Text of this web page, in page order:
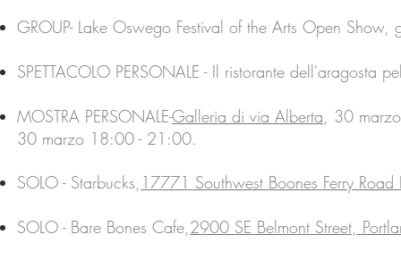
GROUP- Lake Oswego Festival of the Arts Open
SPETTACOLO PERSONALE - Il ristorante dell'aragosta
MOSTRA PERSONALE-Galleria di via Alberta, 30
30 marzo 18:00 - 21:00.
SOLO - Starbucks, 17771 Southwest Boones Ferry
SOLO - Bare Bones Cafe,2900 SE Belmont Street,